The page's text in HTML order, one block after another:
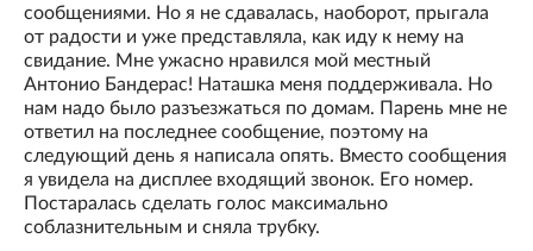
сообщениями. Но я не сдавалась, наоборот, прыгала
от радости и уже представляла, как иду к нему на
свидание. Мне ужасно нравился мой местный
Антонио Бандерас! Наташка меня поддерживала. Но
нам надо было разъезжаться по домам. Парень мне не
ответил на последнее сообщение, поэтому на
следующий день я написала опять. Вместо сообщения
я увидела на дисплее входящий звонок. Его номер.
Постаралась сделать голос максимально
соблазнительным и сняла трубку.